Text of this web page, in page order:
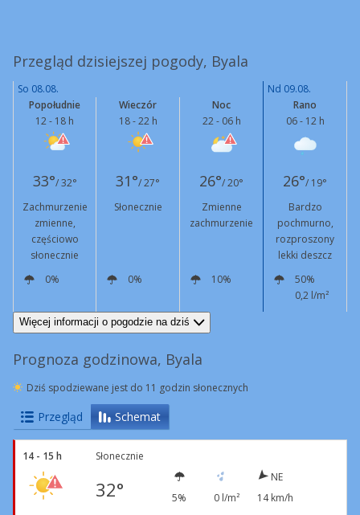
Przegląd dzisiejszej pogody, Byala
So 08.08.
Nd 09.08.
Popołudnie
12 - 18 h
Wieczór
18 - 22 h
Noc
22 - 06 h
Rano
06 - 12 h
33°/ 32° 31°/ 27° 26°/ 20° 26°/ 19°
Zachmurzenie
zmienne,
częściowo
słonecznie
Słonecznie
Zmienne
zachmurzenie
Bardzo
pochmurno,
rozproszony
lekki deszcz
0%
0% 10%
50%
0,2 l/m²
N
13 km/h NE
11 km/h
Więcej informacji o pogodzie na dziś
Prognoza godzinowa, Byala
Dziś spodziewane jest do 11 godzin słonecznych
Przegląd Schemat
14 - 15 h Słonecznie
32° 5% 0 l/m²
NE
14 km/h